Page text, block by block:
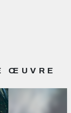
ŒUVRE